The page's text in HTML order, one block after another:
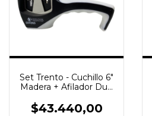
Set Trento - Cuchillo 6"
Madera + Afilador Duo
$43.440,00